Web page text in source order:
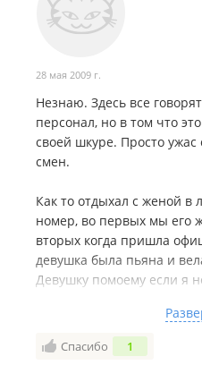
28 мая 2009 г.
Незнаю. Здесь все
персонал, но в том что
своей шкуре. Просто
смен.
Как то отдыхал с женой в
номер, во первых мы его
вторых когда пришла
девушка была пьяна и
Девушку помоему если я
на то что нам принесут
на чай оставлять умеем,
порядка 1000 руб,
Спасибо 1